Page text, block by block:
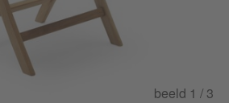
beeld 1 / 3